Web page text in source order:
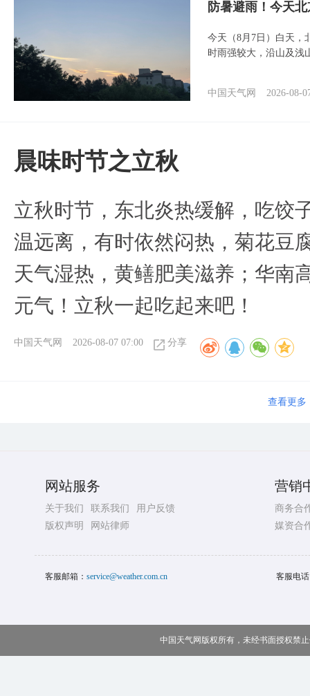
防暑避雨！今天
今天（8月7日）白天，
时雨强较大，沿山及浅
中国天气网 2026-08-
晨味时节之立秋
立秋时节，东北炎热缓解，吃饺
温远离，有时依然闷热，菊花豆
天气湿热，黄鳝肥美滋养；华南
元气！立秋一起吃起来吧！
中国天气网 2026-08-07 07:00 分享
查看更多
网站服务
关于我们 联系我们
用户反馈
版权声明
网站律师
营销
商务合
媒资合
客服邮箱： service@weather.com.cn 客服电
中国天气网版权所有，未经书面授权